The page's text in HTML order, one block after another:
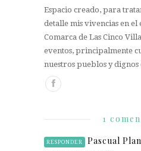
Espacio creado, para
detalle mis vivencias en el
Comarca de Las Cinco
eventos, principalmente
nuestros pueblos y dignos
1
RESPONDER Pascual